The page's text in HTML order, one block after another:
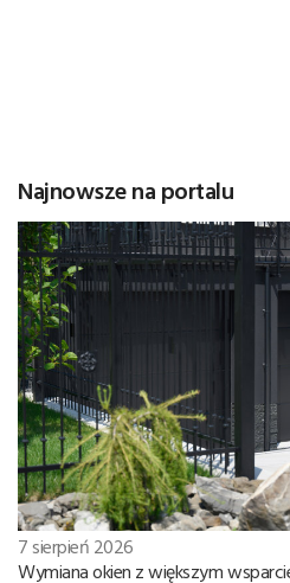
Najnowsze na portalu
7 sierpień 2026
Wymiana okien z większym